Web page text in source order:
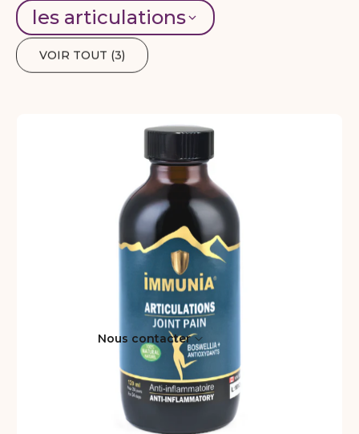
Nous contacter
les articulations
VOIR TOUT (3)